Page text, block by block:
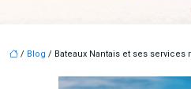
/ Blog / Bateaux Nantais et ses services